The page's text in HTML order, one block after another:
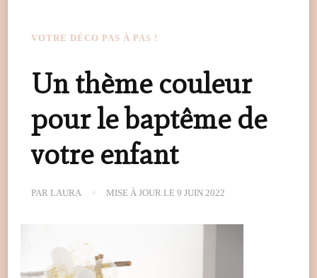
VOTRE DÉCO PAS À PAS !
Un thème couleur
pour le baptême de
votre enfant
PAR LAURA MISE À JOUR LE 9 JUIN 2022